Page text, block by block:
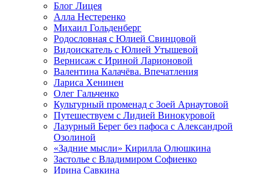
Блог Лицея
Алла Нестеренко
Михаил Гольденберг
Родословная с Юлией Свинцовой
Видоискатель с Юлией Утышевой
Вернисаж с Ириной Ларионовой
Валентина Калачёва. Впечатления
Лариса Хенинен
Олег Гальченко
Культурный променад с Зоей Арнаутовой
Путешествуем с Лидией Винокуровой
Лазурный Берег без пафоса с Александрой
Озолиной
«Задние мысли» Кирилла Олюшкина
Застолье с Владимиром Софиенко
Ирина Савкина